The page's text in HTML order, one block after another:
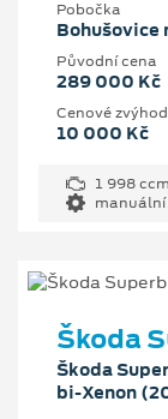
Pobočka
Bohušovice
Původní cena
289 000 Kč
Cenové
10 000 Kč
1 998 ccm
manuální
Škoda
Škoda
bi-Xenon